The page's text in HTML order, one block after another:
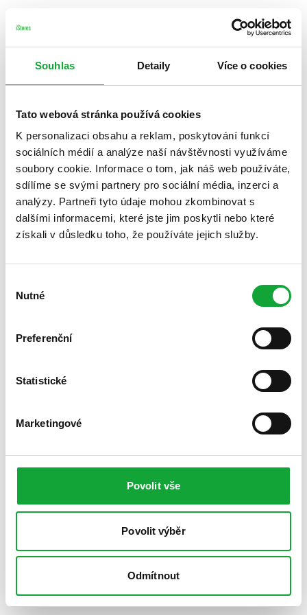
Souhlas Detaily Více o cookies
Tato webová stránka používá cookies
K personalizaci obsahu a reklam, poskytování funkcí
sociálních médií a analýze naší návštěvnosti využíváme
soubory cookie. Informace o tom, jak náš web používáte,
sdílíme se svými partnery pro sociální média, inzerci a
analýzy. Partneři tyto údaje mohou zkombinovat s
dalšími informacemi, které jste jim poskytli nebo které
získali v důsledku toho, že používáte jejich služby.
souhlasu
Nutné
Preferenční
Statistické
Marketingové
Povolit vše
Povolit výběr
Odmítnout